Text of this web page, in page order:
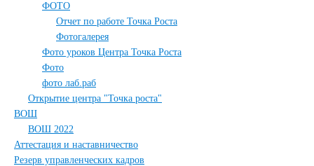
ФОТО
Отчет по работе Точка Роста
Фотогалерея
Фото уроков Центра Точка Роста
Фото
фото лаб.раб
Открытие центра "Точка роста"
ВОШ
ВОШ 2022
Аттестация и наставничество
Резерв управленческих кадров